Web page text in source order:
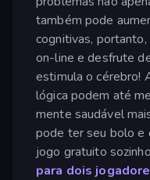
também pode
cognitivas,
on-line e desfrute
estimula o cérebro!
lógica podem até
mente saudável
pode ter seu bolo e
jogo gratuito
para dois